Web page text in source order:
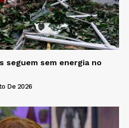
seguem sem energia no
De 2026